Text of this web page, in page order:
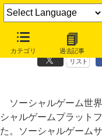
カテゴリ 過去記事
ソーシャルゲーム最大手
リスト
ソーシャルゲーム世
シャルゲームプラット
た。ソーシャルゲーム